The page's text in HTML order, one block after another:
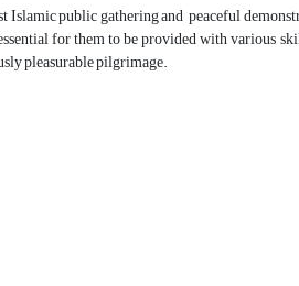
Islamic public gathering andpeaceful
for them to be provided with various
pleasurable pilgrimage.